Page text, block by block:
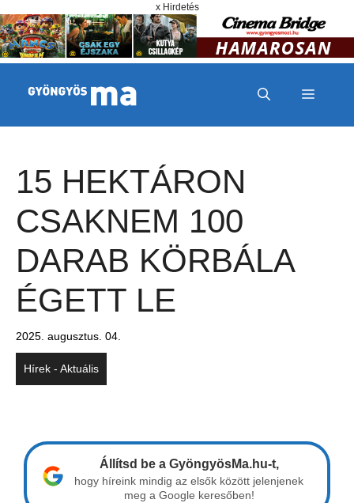
x Hirdetés
MENÜ
15 HEKTÁRON
CSAKNEM 100
DARAB KÖRBÁLA
ÉGETT LE
2025. augusztus. 04.
Hírek - Aktuális
Állítsd be a GyöngyösMa.hu-t,
hogy híreink mindig az elsők között jelenjenek
meg a Google keresőben!